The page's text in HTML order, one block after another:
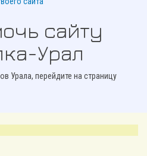
сайту
Урал
Урала, перейдите на страницу